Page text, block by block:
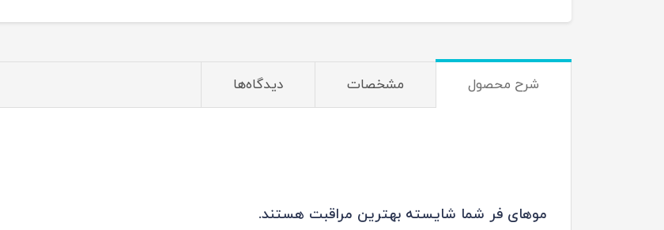
شرح محصول مشخصات دیدگاه‌ها
موهای فر شما شایسته بهترین مراقبت هستند.